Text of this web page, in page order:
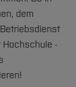
dem
-